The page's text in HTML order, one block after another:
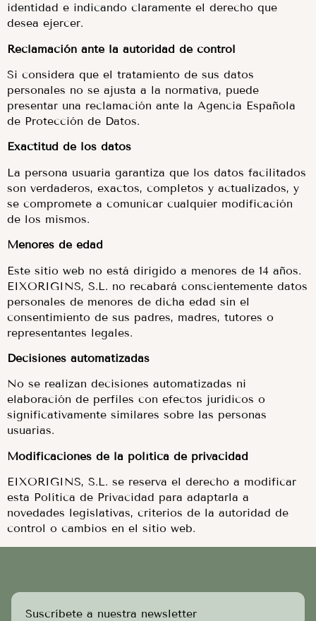
identidad e indicando claramente el derecho que
desea ejercer.
Reclamación ante la autoridad de control
Si considera que el tratamiento de sus datos
personales no se ajusta a la normativa, puede
presentar una reclamación ante la Agencia Española
de Protección de Datos.
Exactitud de los datos
La persona usuaria garantiza que los datos facilitados
son verdaderos, exactos, completos y actualizados, y
se compromete a comunicar cualquier modificación
de los mismos.
Menores de edad
Este sitio web no está dirigido a menores de 14 años.
EIXORIGINS, S.L. no recabará conscientemente datos
personales de menores de dicha edad sin el
consentimiento de sus padres, madres, tutores o
representantes legales.
Decisiones automatizadas
No se realizan decisiones automatizadas ni
elaboración de perfiles con efectos jurídicos o
significativamente similares sobre las personas
usuarias.
Modificaciones de la política de privacidad
EIXORIGINS, S.L. se reserva el derecho a modificar
esta Política de Privacidad para adaptarla a
novedades legislativas, criterios de la autoridad de
control o cambios en el sitio web.
Suscríbete a nuestra newsletter